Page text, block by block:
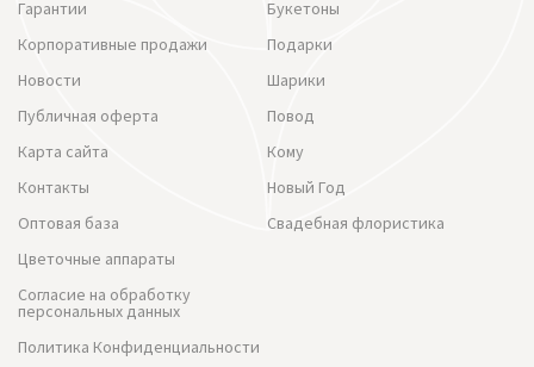
Гарантии
Корпоративные продажи
Новости
Публичная оферта
Карта сайта
Контакты
Оптовая база
Цветочные аппараты
Согласие на обработку
персональных данных
Политика Конфиденциальности
Букетоны
Подарки
Шарики
Повод
Кому
Новый Год
Свадебная флористика